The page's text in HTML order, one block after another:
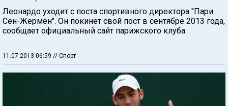
Леонардо уходит с поста спортивного директора "Пари
Сен-Жермен". Он покинет свой пост в сентябре 2013 года,
сообщает официальный сайт парижского клуба.
11.07.2013 06:59 // Спорт